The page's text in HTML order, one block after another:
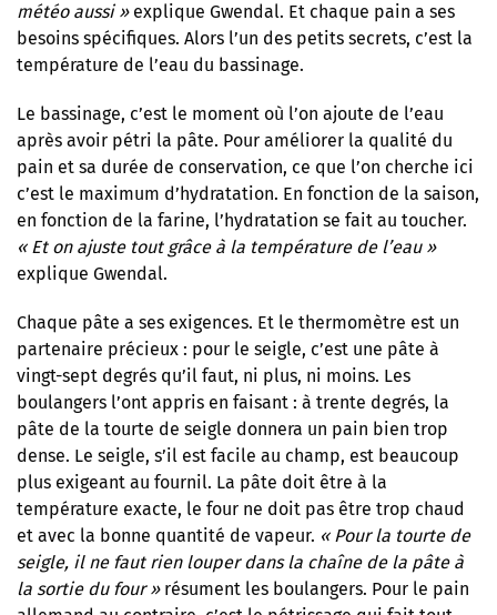
météo aussi »explique Gwendal. Et chaque pain a ses
besoins spécifiques. Alors l’un des petits secrets, c’est la
température de l’eau du bassinage.
Le bassinage, c’est le moment où l’on ajoute de l’eau
après avoir pétri la pâte. Pour améliorer la qualité du
pain et sa durée de conservation, ce que l’on cherche ici
c’est le maximum d’hydratation. En fonction de la saison,
en fonction de la farine, l’hydratation se fait au toucher.
« Et on ajuste tout grâce à la température de l’eau »
explique Gwendal.
Chaque pâte a ses exigences. Et le thermomètre est un
partenaire précieux : pour le seigle, c’est une pâte à
vingt-sept degrés qu’il faut, ni plus, ni moins. Les
boulangers l’ont appris en faisant : à trente degrés, la
pâte de la tourte de seigle donnera un pain bien trop
dense. Le seigle, s’il est facile au champ, est beaucoup
plus exigeant au fournil. La pâte doit être à la
température exacte, le four ne doit pas être trop chaud
et avec la bonne quantité de vapeur. « Pour la tourte de
seigle, il ne faut rien louper dans la chaîne de la pâte à
la sortie du four » résument les boulangers. Pour le pain